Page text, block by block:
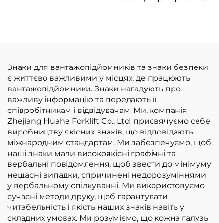
зрідженому
нафтовому газі
вантажопідйомністю
3,5 т
Знаки для вантажопідйомників та знаки безпеки
є життєво важливими у місцях, де працюють
вантажопідйомники. Знаки нагадують про
важливу інформацію та передають її
співробітникам і відвідувачам. Ми, компанія
Zhejiang Huahe Forklift Co., Ltd, присвячуємо себе
виробництву якісних знаків, що відповідають
міжнародним стандартам. Ми забезпечуємо, щоб
наші знаки мали високоякісні графічні та
вербальні повідомлення, щоб звести до мінімуму
нещасні випадки, спричинені недорозуміннями
у вербальному спілкуванні. Ми використовуємо
сучасні методи друку, щоб гарантувати
читабельність і якість наших знаків навіть у
складних умовах. Ми розуміємо, що кожна галузь